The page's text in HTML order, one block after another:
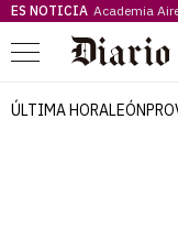
ES NOTICIA Academia
Menú
ÚLTIMA HORALEÓN